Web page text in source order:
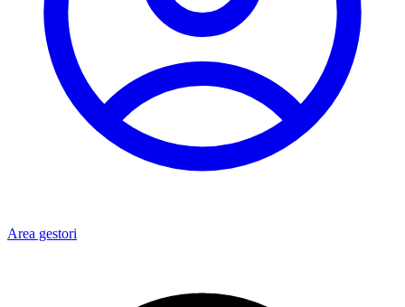
Area gestori